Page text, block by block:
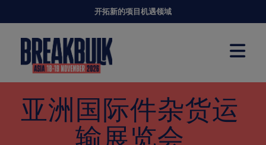
开拓新的项目机遇领域
亚洲国际件杂货运